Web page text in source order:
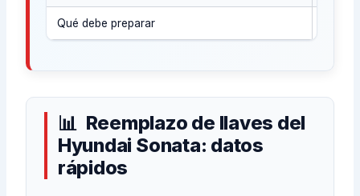
Qué debe preparar
Reemplazo de llaves del
Hyundai Sonata: datos
rápidos